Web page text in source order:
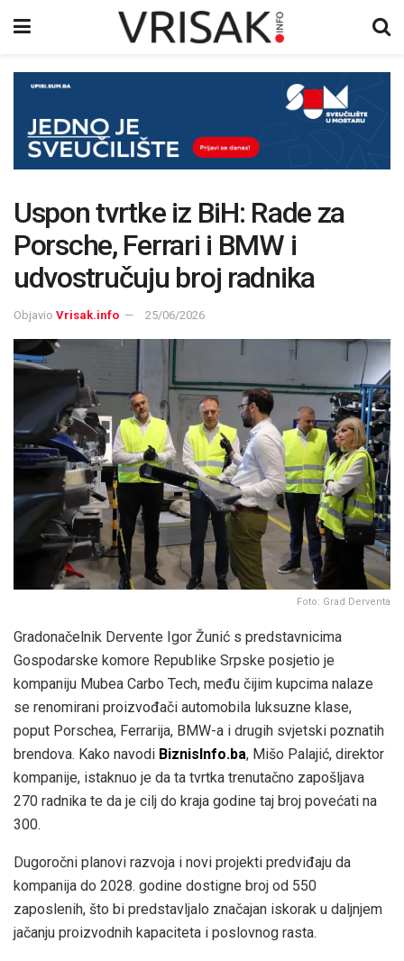
Uspon tvrtke iz BiH: Rade za
Porsche, Ferrari i BMW i
udvostručuju broj radnika
Objavio Vrisak.info 25/06/2026
Foto: Grad Derventa
Gradonačelnik Dervente Igor Žunić s predstavnicima
Gospodarske komore Republike Srpske posjetio je
kompaniju Mubea Carbo Tech, među čijim kupcima nalaze
se renomirani proizvođači automobila luksuzne klase,
poput Porschea, Ferrarija, BMW-a i drugih svjetski poznatih
brendova. Kako navodi BiznisInfo.ba, Mišo Palajić, direktor
kompanije, istaknuo je da ta tvrtka trenutačno zapošljava
270 radnika te da je cilj do kraja godine taj broj povećati na
300.
Dugoročni planovi razvoja i novi projekti predviđaju da
kompanija do 2028. godine dostigne broj od 550
zaposlenih, što bi predstavljalo značajan iskorak u daljnjem
jačanju proizvodnih kapaciteta i poslovnog rasta.